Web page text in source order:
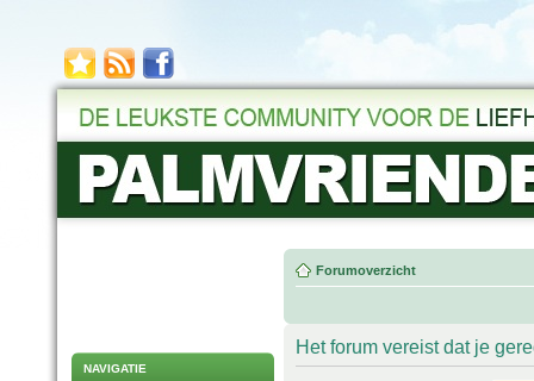
NAVIGATIE
Forumoverzicht
Het forum vereist dat je